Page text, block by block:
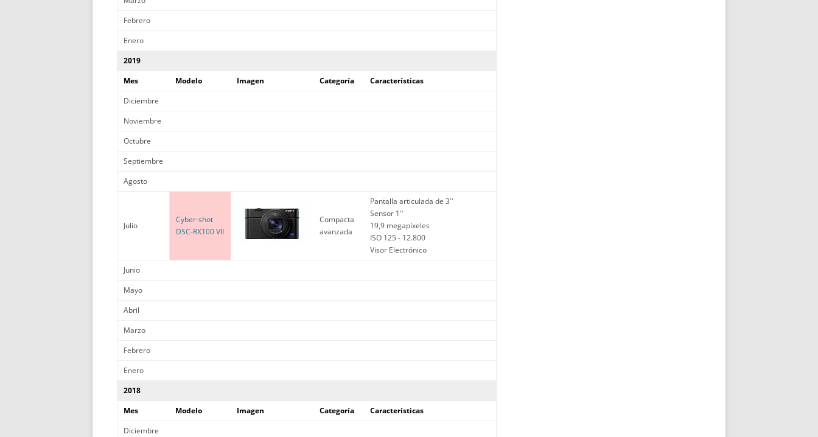
Febrero
Enero
2019
Mes
Modelo Imagen Categoría
Características
Diciembre
Noviembre
Octubre
Septiembre
Agosto
Julio
Cyber-shot
DSC-RX100 VII
Compacta
avanzada
Pantalla articulada de 3''
Sensor 1''
19,9 megapíxeles
ISO 125 - 12.800
Visor Electrónico
Junio
Mayo
Abril
Marzo
Febrero
Enero
2018
Mes
Modelo Imagen Categoría
Características
Diciembre